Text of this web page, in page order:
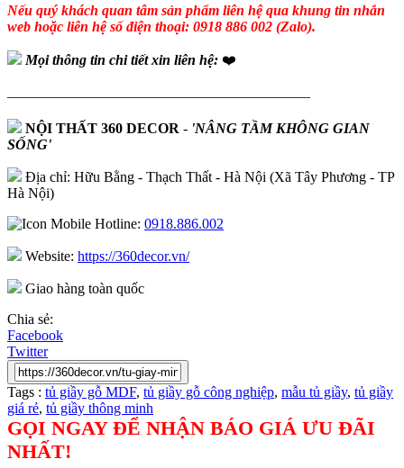
Nếu quý khách quan tâm sản phẩm liên hệ qua khung tin nhắn
web hoặc liên hệ số điện thoại: 0918 886 002 (Zalo).
Mọi thông tin chi tiết xin liên hệ: ❤️
—————————————————————
NỘI THẤT 360 DECOR - 'NÂNG TẦM KHÔNG GIAN
SỐNG'
Địa chỉ: Hữu Bằng - Thạch Thất - Hà Nội (Xã Tây Phương - TP
Hà Nội)
Hotline: 0918.886.002
Website: https://360decor.vn/
Giao hàng toàn quốc
Chia sẻ:
Facebook
Twitter
Tags : tủ giầy gỗ MDF, tủ giầy gỗ công nghiệp, mẫu tủ giầy, tủ giầy
giá rẻ, tủ giầy thông minh
GỌI NGAY ĐỂ NHẬN BÁO GIÁ ƯU ĐÃI
NHẤT!